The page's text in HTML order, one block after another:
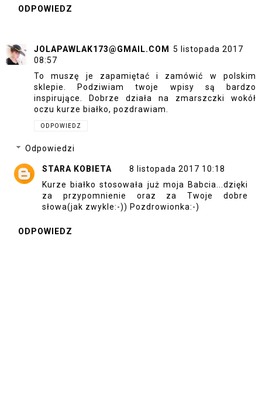
ODPOWIEDZ
JOLAPAWLAK173@GMAIL.COM
5 listopada 2017
08:57
To muszę je zapamiętać i zamówić w polskim
sklepie. Podziwiam twoje wpisy są bardzo
inspirujące. Dobrze działa na zmarszczki wokół
oczu kurze białko, pozdrawiam.
ODPOWIEDZ
Odpowiedzi
STARA KOBIETA
8 listopada 2017 10:18
Kurze białko stosowała już moja Babcia...dzięki
za przypomnienie oraz za Twoje dobre
słowa(jak zwykle:-)) Pozdrowionka:-)
ODPOWIEDZ